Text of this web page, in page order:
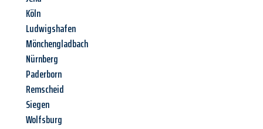
Köln
Ludwigshafen
Mönchengladbach
Nürnberg
Paderborn
Remscheid
Siegen
Wolfsburg